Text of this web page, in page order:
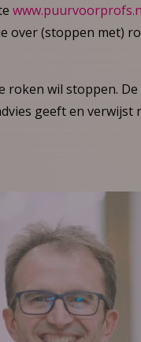
over (stoppen met)
roken wil stoppen.
geeft en verwijst